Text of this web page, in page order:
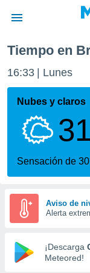
de
ha sido
calidad.
a este
las
y
forma
digital
basada
Tiempo en
16:33 Lunes
Nubes y claros
Sensación de
Aviso de
Alerta
¡Descarga
Meteored!